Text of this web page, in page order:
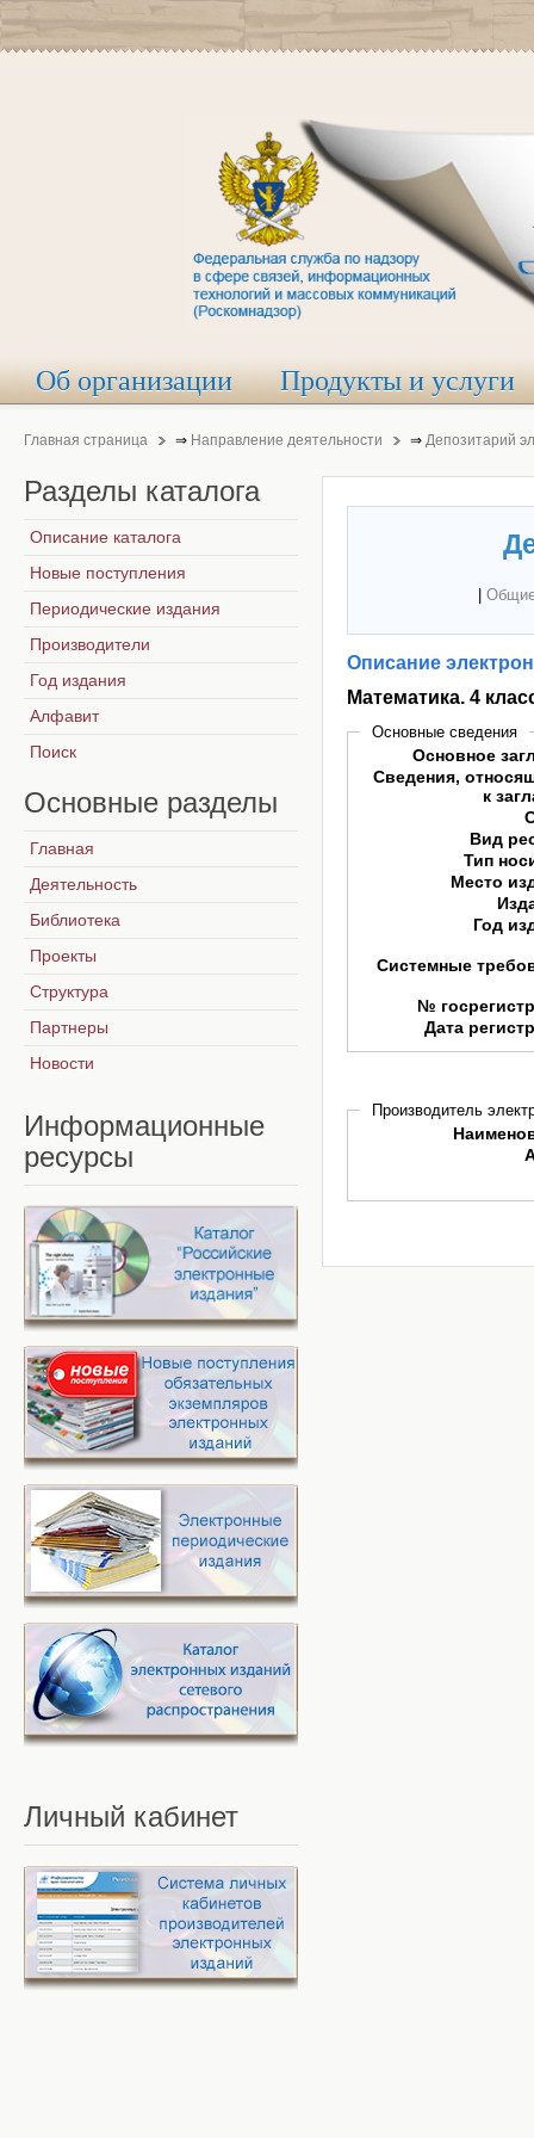
Об организации Продукты и услуги
Главная страница ⇒ Направление деятельности ⇒ Депозитарий
Описание
Математика. 4
Основные сведения
Основное
Сведения,
к
Вид
Тип
Место
Год
Системные
№
Дата
Производитель
Разделы каталога
Описание каталога
Новые поступления
Периодические издания
Производители
Год издания
Алфавит
Поиск
Основные разделы
Главная
Деятельность
Библиотека
Проекты
Структура
Партнеры
Новости
Информационные
ресурсы
Личный кабинет